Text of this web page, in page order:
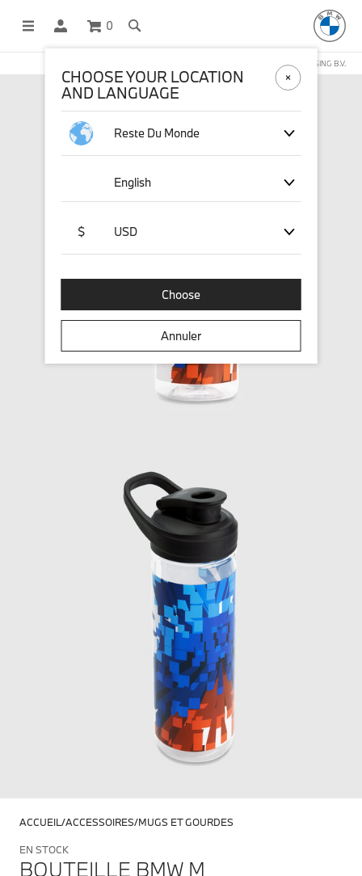
0
BOUTIQUE EN LIGNE GÉRÉE PAR STICHD SPORTSMERCHANDISING B.V.
ACCUEIL ACCESSOIRES MUGS ET GOURDES
EN STOCK
BOUTEILLE BMW M
CHOOSE YOUR LOCATION
AND LANGUAGE
Reste Du Monde
English
$ USD
Choose
Annuler